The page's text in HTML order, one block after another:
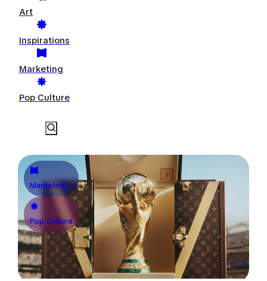
Art
Inspirations
Marketing
Pop Culture
Marketing
Pop Culture